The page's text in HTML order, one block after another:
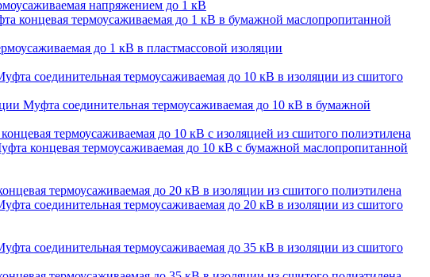
напряжением до 1 кВ
концевая термоусаживаемая до 1 кВ в бумажной маслопропитанной
до 1 кВ в пластмассовой изоляции
соединительная термоусаживаемая до 10 кВ в изоляции из сшитого
Муфта соединительная термоусаживаемая до 10 кВ в бумажной
термоусаживаемая до 10 кВ с изоляцией из сшитого полиэтилена
концевая термоусаживаемая до 10 кВ с бумажной маслопропитанной
термоусаживаемая до 20 кВ в изоляции из сшитого полиэтилена
соединительная термоусаживаемая до 20 кВ в изоляции из сшитого
соединительная термоусаживаемая до 35 кВ в изоляции из сшитого